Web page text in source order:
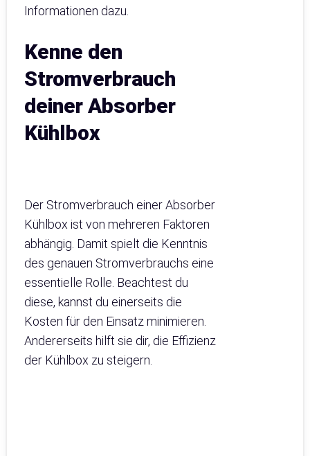
Informationen dazu.
Kenne den
Stromverbrauch
deiner Absorber
Kühlbox
Der Stromverbrauch einer Absorber
Kühlbox ist von mehreren Faktoren
abhängig. Damit spielt die Kenntnis
des genauen Stromverbrauchs eine
essentielle Rolle. Beachtest du
diese, kannst du einerseits die
Kosten für den Einsatz minimieren.
Andererseits hilft sie dir, die Effizienz
der Kühlbox zu steigern.